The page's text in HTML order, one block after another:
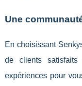
Une
En choisissant
de clients
expériences pour